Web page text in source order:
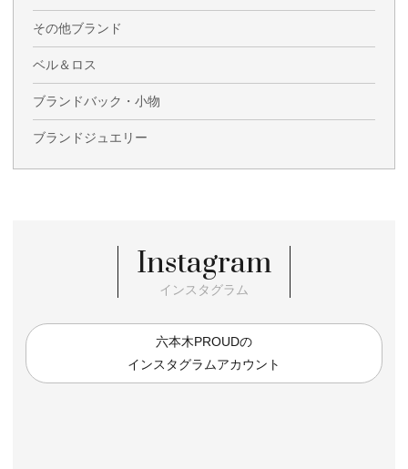
その他ブランド
ベル＆ロス
ブランドバック・小物
ブランドジュエリー
Instagram
インスタグラム
六本木PROUDの
インスタグラムアカウント